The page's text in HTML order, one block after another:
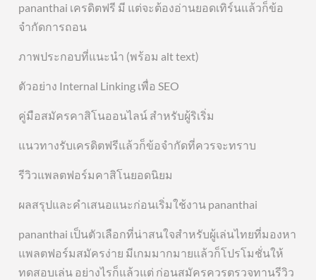
pananthai เครดิตฟรี มี แต่จะต้องอ่านยอดเทิร์นแล้วก็ข้อ
จำกัดการถอน
ภาพประกอบที่แนะนำ (พร้อม alt text)
ตัวอย่าง Internal Linking เพื่อ SEO
คู่มือสมัครคาสิโนออนไลน์ สำหรับผู้ริเริ่ม
แนวทางรับเครดิตฟรีแล้วก็ข้อจำกัดที่ควรจะทราบ
รีวิวแพลตฟอร์มคาสิโนยอดนิยม
ผลสรุปและคำเสนอแนะก่อนเริ่มใช้งาน pananthai
pananthai เป็นตัวเลือกที่น่าสนใจสำหรับผู้เล่นไทยที่มองหา
แพลตฟอร์มสมัครง่าย มีเกมมากมายแล้วก็โปรโมชั่นให้
ทดสอบเล่น อย่างไรก็แล้วแต่ ก่อนสมัครควรตรวจทานรีวิว